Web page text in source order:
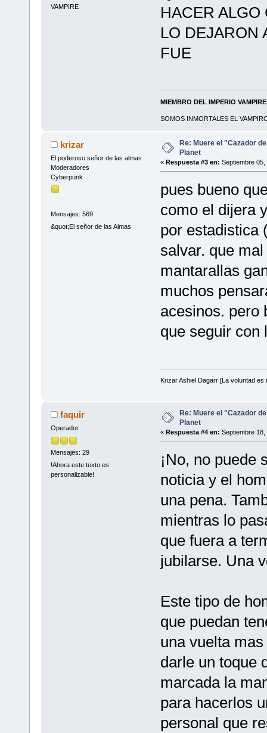
VAMPIRE
HACER
LO DEJARON
FUE
MIEMBRO DEL IMPERIO
SOMOS INMORTALES EL
krizar
El poderoso señor de las almas
Moderadores
Cyberpunk
Mensajes: 569
&quot;El señor de las Almas
Re: Muere el "Cazador
Planet
« Respuesta #3 en: Septiembre
pues bueno
como el dijera
por estadistica
salvar. que
mantarallas
muchos
acesinos. pero
que seguir con
Krizar Ashiel Dagarr [La voluntad es
faquir
Operador
Mensajes: 29
!Ahora este texto es
personalizable!
Re: Muere el "Cazador
Planet
« Respuesta #4 en: Septiembre 18,
¡No, no puede
noticia y el
una pena.
mientras lo
que fuera a
jubilarse. Una
Este tipo de
que puedan
una vuelta
darle un toque
marcada la
para hacerlos
personal que